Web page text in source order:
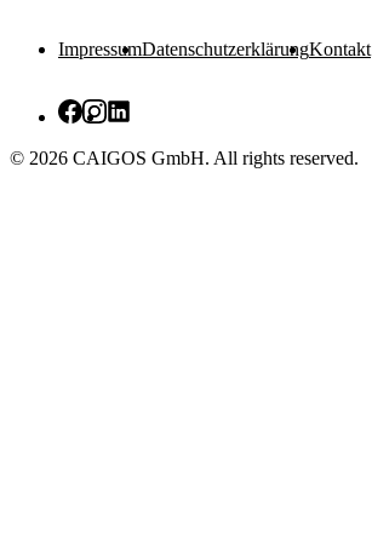
ImpressumDatenschutzerklärungKontakt
© 2026 CAIGOS GmbH. All rights reserved.